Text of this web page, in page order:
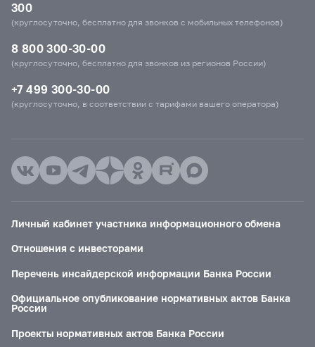
300
(круглосуточно, бесплатно для звонков с мобильных телефонов)
8 800 300-30-00
(круглосуточно, бесплатно для звонков из регионов России)
+7 499 300-30-00
(круглосуточно, в соответствии с тарифами вашего оператора)
Личный кабинет участника информационного обмена
Отношения с инвесторами
Перечень инсайдерской информации Банка России
Официальное опубликование нормативных актов Банка
России
Проекты нормативных актов Банка России